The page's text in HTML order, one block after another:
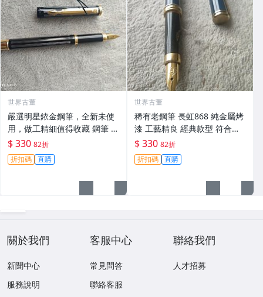
世界古董
嚴選明星銥金鋼筆，全新未使
用，做工精細值得收藏 鋼筆 銥
金 字典 筆帽
$ 330 82折
折扣碼 直購
世界古董
稀有老鋼筆 長虹868 純金屬烤
漆 工藝精良 經典款型 符合日
用與收藏 防滑筆握 重量適中
宜練字 護膽版 老鋼筆 收藏品
$ 330 82折
折扣碼 直購
關於我們
新聞中心
服務說明
客服中心
常見問答
聯絡客服
聯絡我們
人才招募